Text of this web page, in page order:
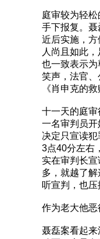
庭审较为轻
手下报复。
近后实施，
人尚且如此
也一致表示
笑声，法官
《肖申克的
十一天的庭
一名审判员
决定只宣读
3点40分左右
实在审判长
多，就越了
听宣判，也
作为老大他
聂磊案看起